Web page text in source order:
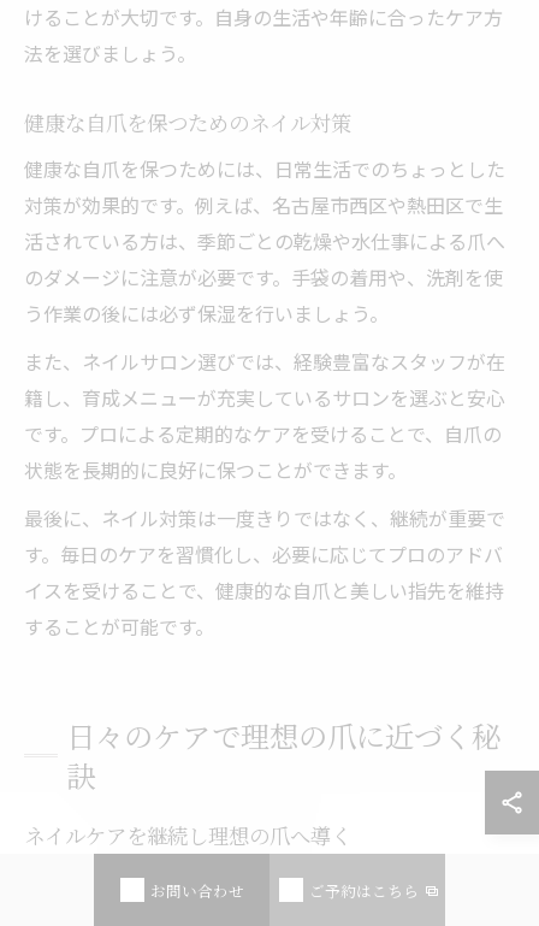
けることが大切です。自身の生活や年齢に合ったケア方
法を選びましょう。
健康な自爪を保つためのネイル対策
健康な自爪を保つためには、日常生活でのちょっとした
対策が効果的です。例えば、名古屋市西区や熱田区で生
活されている方は、季節ごとの乾燥や水仕事による爪へ
のダメージに注意が必要です。手袋の着用や、洗剤を使
う作業の後には必ず保湿を行いましょう。
また、ネイルサロン選びでは、経験豊富なスタッフが在
籍し、育成メニューが充実しているサロンを選ぶと安心
です。プロによる定期的なケアを受けることで、自爪の
状態を長期的に良好に保つことができます。
最後に、ネイル対策は一度きりではなく、継続が重要で
す。毎日のケアを習慣化し、必要に応じてプロのアドバ
イスを受けることで、健康的な自爪と美しい指先を維持
することが可能です。
日々のケアで理想の爪に近づく秘
訣
ネイルケアを継続し理想の爪へ導く
ネイルケアを継続することで、自爪の健康や美しさは着
お問い合わせ ご予約はこちら